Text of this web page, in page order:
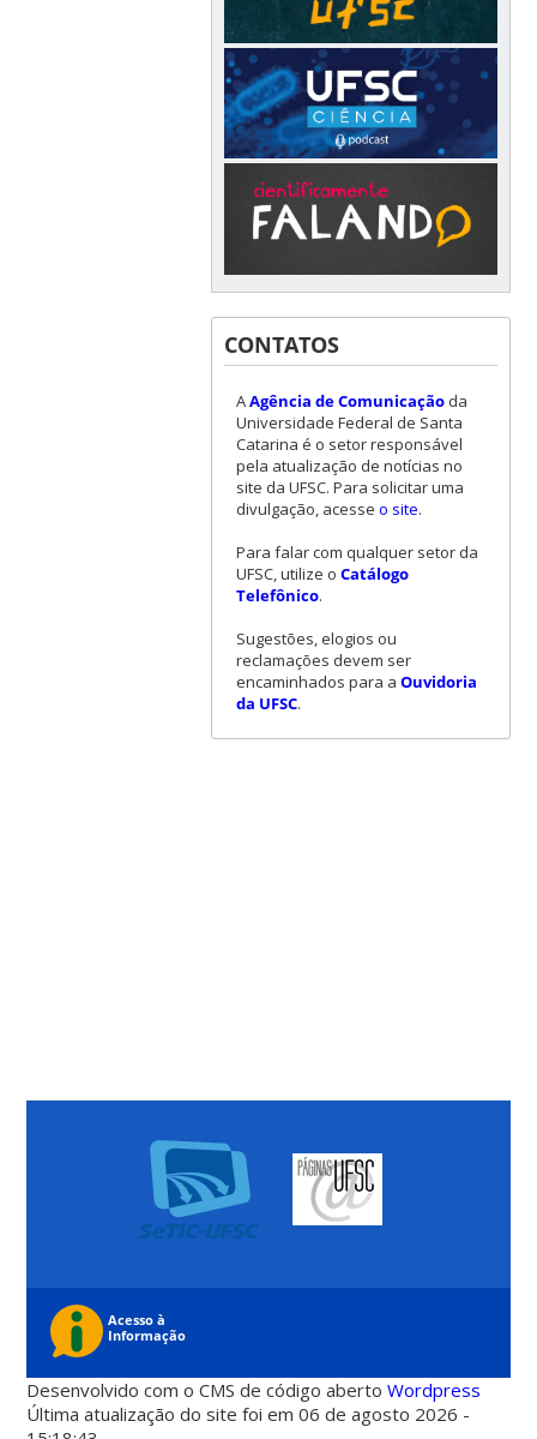
CONTATOS
AAgência de Comunicaçãoda
Universidade Federal de Santa
Catarina é o setor responsável
pela atualização de notícias no
site da UFSC. Para solicitar uma
divulgação, acesse o site.
Para falar com qualquer setor da
UFSC, utilize o Catálogo
Telefônico.
Sugestões, elogios ou
reclamações devem ser
encaminhados para a Ouvidoria
da UFSC.
Desenvolvido com o CMS de código abertoWordpress
Última atualização do site foi em 06 de agosto 2026 -